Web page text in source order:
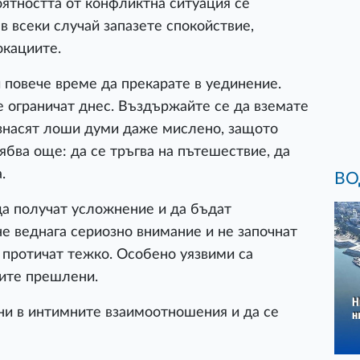
от конфликтна ситуация се
случай запазете спокойствие,
време да прекарате в уединение.
ограничат днес. Въздържайте се да вземате
лоши думи даже мислено, защото
още: да се тръгва на пътешествие, да
получат усложнение и да бъдат
сериозно внимание и не започнат
тежко. Особено уязвими са
прешлени.
в интимните взаимоотношения и да се